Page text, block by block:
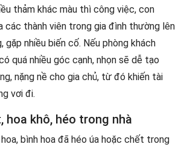
thảm khác màu thì công việc, con
các thành viên trong gia đình thường lên
nhiều biến cố. Nếu phòng khách
quá nhiều góc cạnh, nhọn sẽ dễ tạo
nặng nề cho gia chủ, từ đó khiến tài
vơi đi.
hoa khô, héo trong nhà
bình hoa đã héo úa hoặc chết trong